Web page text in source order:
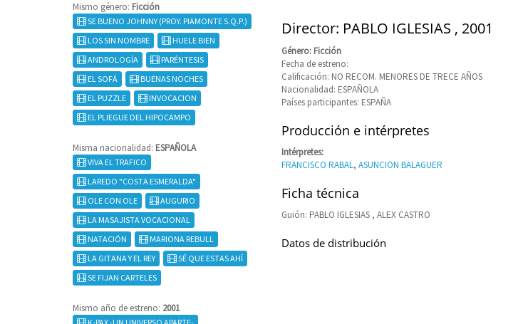
Mismo género: Ficción
SE BUENO JOHNNY (PROY. PIAMONTE S.Q.P.)
LOS SIN NOMBRE
HUELE BIEN
ANDROLOGÍA
PARÉNTESIS
EL SOFÁ
BUENAS NOCHES
EL PUZZLE
INVOCACION
EL PLIEGUE DEL HIPOCAMPO
Misma nacionalidad: ESPAÑOLA
VIVA EL TRAFICO
LAREDO "COSTA ESMERALDA"
OLE CON OLE
AUGURIO
LA MASAJISTA VOCACIONAL
NATACIÓN
MARIONA REBULL
LA GITANA Y EL REY
SÉ QUE ESTAS AHÍ
SE FIJAN CARTELES
Mismo año de estreno: 2001
Director: PABLO IGLESIAS , 2001
Género: Ficción
Fecha de estreno:
Calificación: NO RECOM. MENORES DE TRECE AÑOS
Nacionalidad: ESPAÑOLA
Países participantes: ESPAÑA
Producción e intérpretes
Intérpretes:
FRANCISCO RABAL, ASUNCION BALAGUER
Ficha técnica
Guión: PABLO IGLESIAS , ALEX CASTRO
Datos de distribución